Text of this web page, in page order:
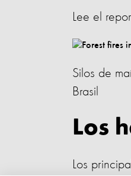
Lee el
Silos de
Brasil
Los
Los